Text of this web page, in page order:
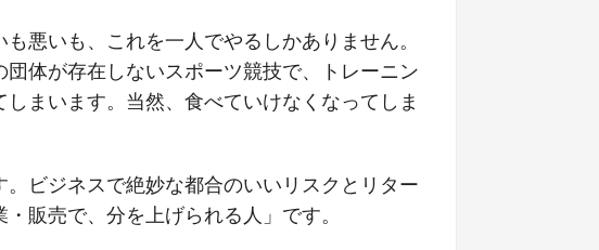
悪いも、これを一人でやるしかありません。
体が存在しないスポーツ競技で、トレーニン
まいます。当然、食べていけなくなってしま
ビジネスで絶妙な都合のいいリスクとリター
販売で、分を上げられる人」です。